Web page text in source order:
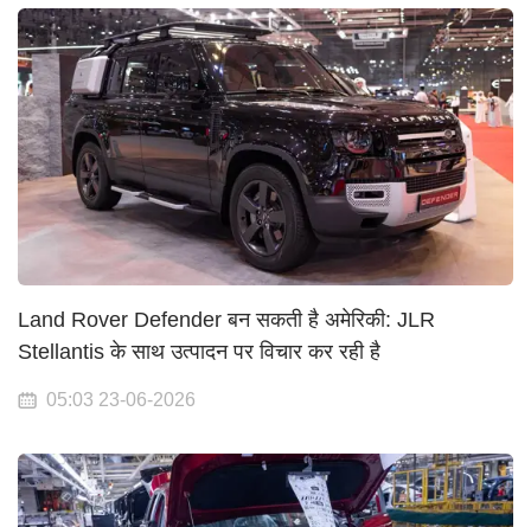
Land Rover Defender बन सकती है अमेरिकी: JLR
Stellantis के साथ उत्पादन पर विचार कर रही है
05:03 23-06-2026